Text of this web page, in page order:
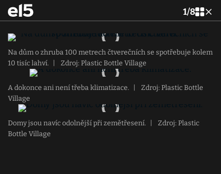
1/8
Na dům o zhruba 100 metrech čtverečních se spotřebuje kolem
10 tisíc lahví.
Zdroj: Plastic Bottle Village
A dokonce ani není třeba klimatizace.
Zdroj: Plastic Bottle
Village
Domy jsou navíc odolnější při zemětřesení.
Zdroj: Plastic
Bottle Village